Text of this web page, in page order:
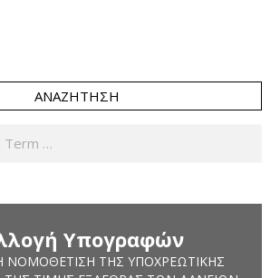
ΑΝΑΖΉΤΗΣΗ
Υπογραφών
ΝΟΜΟΘΈΤΙΣΗ ΤΗΣ ΥΠΟΧΡΕΩΤΙΚΉΣ